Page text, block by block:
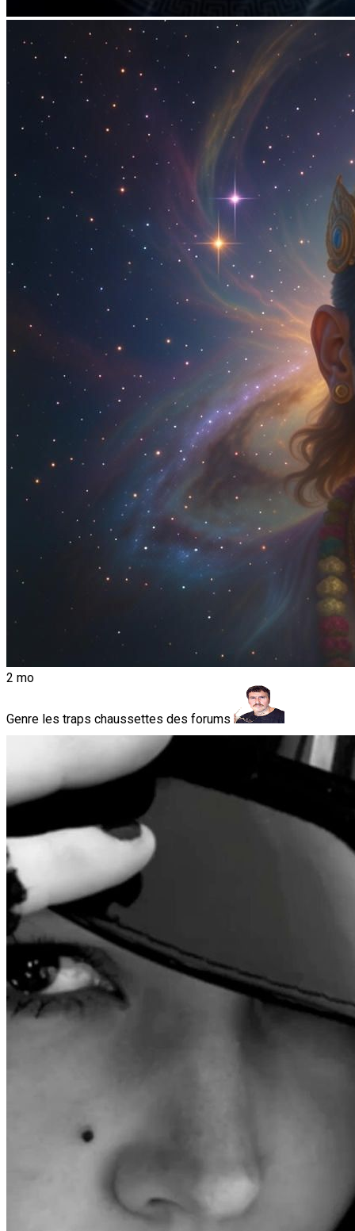
2 mo
Genre les traps chaussettes des forums